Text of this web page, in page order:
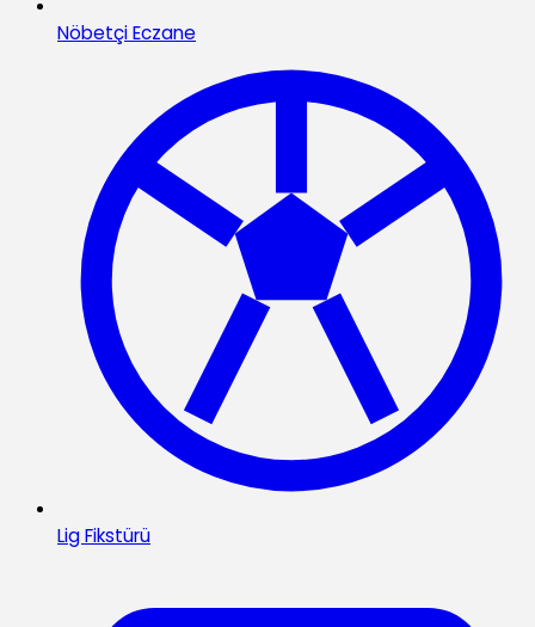
Nöbetçi Eczane
Lig Fikstürü